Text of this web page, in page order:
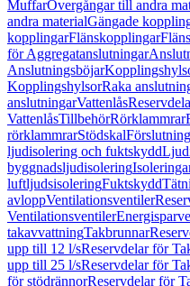
MuffarÖvergångar till andra
andra materialGängade
kopplingarFlänskopplingar
för Aggregatanslutningar
Anslutningsböjar
KopplingshylsorRaka
anslutningarVattenlås
VattenlåsTillbehörRörklammrar
rörklammrarStödskal
ljudisolering och fuktskydd
byggnadsljudisolering
luftljudsisoleringFuktskydd
avloppVentilationsventiler
Ventilationsventiler
takavvattningTakbrunnar
upp till 12 l/sReservdelar för
upp till 25 l/sReservdelar för
för stödrännorReservdelar för